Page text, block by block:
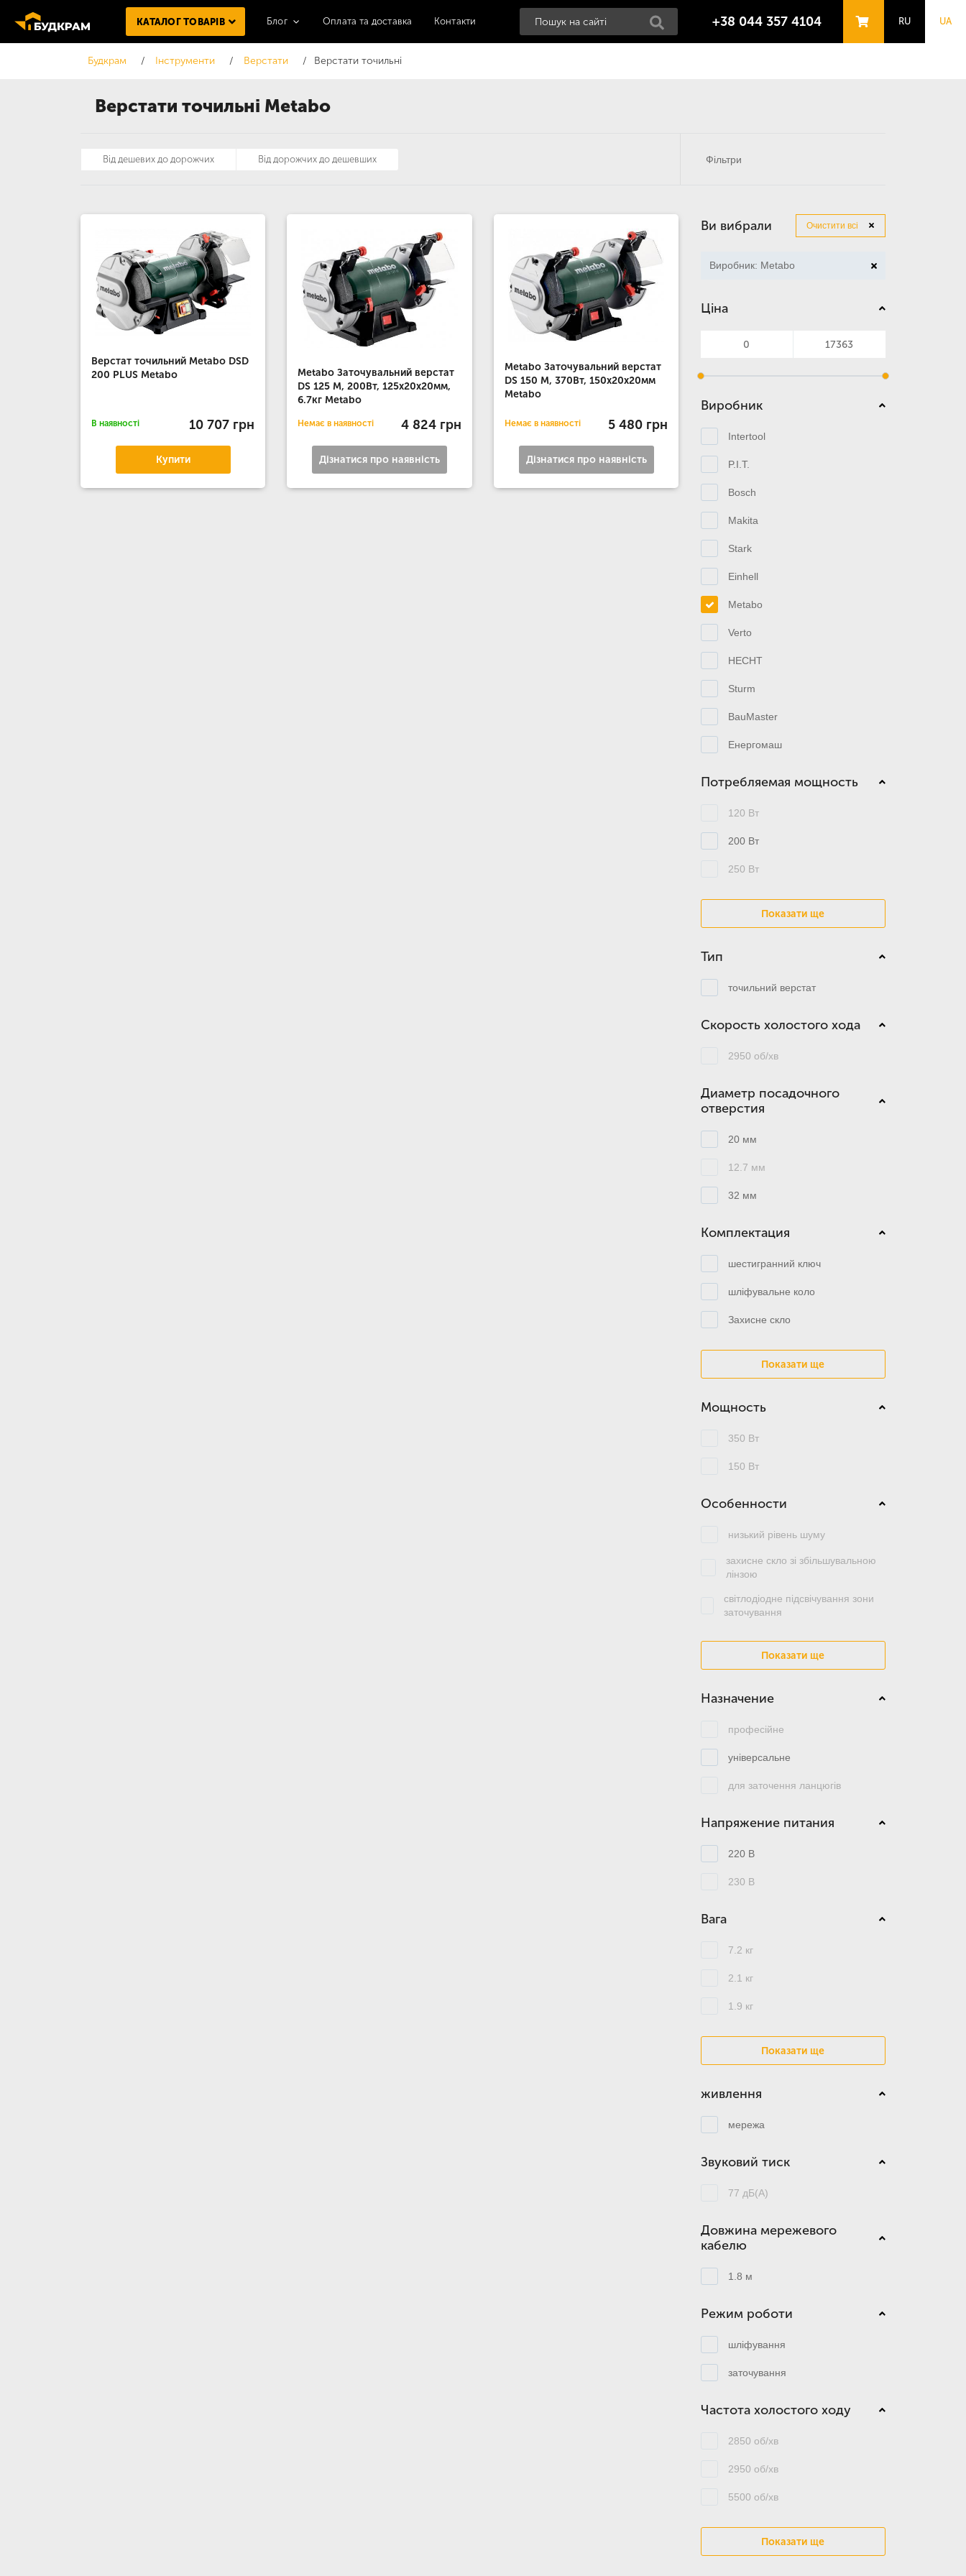
Верстати точильні Metabo
КАТАЛОГ ТОВАРІВ Блог Оплата та доставка Контакти +38 044 357 4104 RU UA
Будкрам Інструменти Верстати Верстати точильні
Верстат точильний Metabo DSD
200 PLUS Metabo
В наявності 10 707 грн
Купити
Metabo Заточувальний верстат
DS 125 M, 200Вт, 125x20x20мм,
6.7кг Metabo
Немає в наявності 4 824 грн
Дізнатися про наявність
Metabo Заточувальний верстат
DS 150 M, 370Вт, 150x20x20мм
Metabo
Немає в наявності 5 480 грн
Дізнатися про наявність
Ви вибрали Очистити всі
Виробник: Metabo
Ціна
Виробник
Intertool
P.I.T.
Bosch
Makita
Stark
Einhell
Metabo
Verto
HECHT
Sturm
BauMaster
Енергомаш
Потребляемая мощность
120 Вт
200 Вт
250 Вт
Показати ще
Тип
точильний верстат
Скорость холостого хода
2950 об/хв
Диаметр посадочного
отверстия
20 мм
12.7 мм
32 мм
Комплектация
шестигранний ключ
шліфувальне коло
Захисне скло
Показати ще
Мощность
350 Вт
150 Вт
Особенности
низький рівень шуму
захисне скло зі збільшувальною
лінзою
світлодіодне підсвічування зони
заточування
Показати ще
Назначение
професійне
універсальне
для заточення ланцюгів
Напряжение питания
220 В
230 В
Вага
7.2 кг
2.1 кг
1.9 кг
Показати ще
живлення
мережа
Звуковий тиск
77 дБ(А)
Довжина мережевого
кабелю
1.8 м
Режим роботи
шліфування
заточування
Частота холостого ходу
2850 об/хв
2950 об/хв
5500 об/хв
Показати ще
Від дешевих до дорожчих Від дорожчих до дешевших Фільтри